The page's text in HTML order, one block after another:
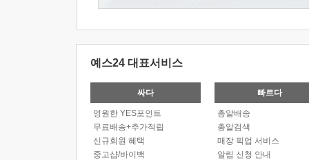
예스24 대표서비스
싸다
영원한 YES포인트
무료배송+추가적립
신규회원 혜택
중고샵/바이백
빠르다
총알배송
총알검색
매장 픽업 서비스
알림 신청 안내